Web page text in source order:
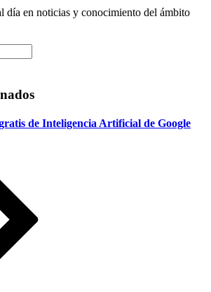
día en noticias y conocimiento del ámbito
de Inteligencia Artificial de Google